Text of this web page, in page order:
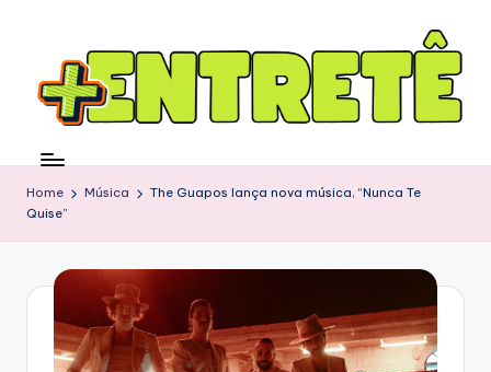
Home Música
The Guapos lança nova música, “Nunca Te
Quise”